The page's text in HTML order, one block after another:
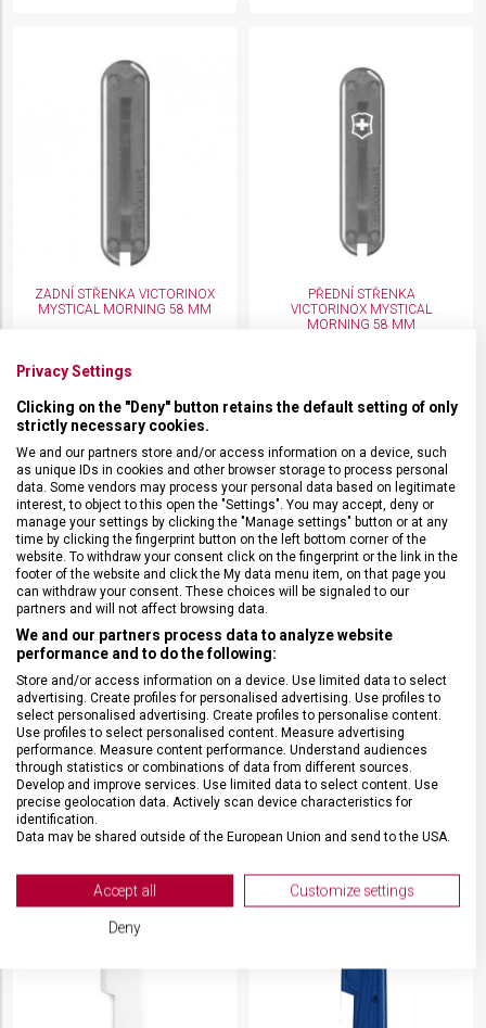
ZADNÍ STŘENKA VICTORINOX
MYSTICAL MORNING 58 MM
Skladem na prodejně
PŘEDNÍ STŘENKA
VICTORINOX MYSTICAL
MORNING 58 MM
ZADNÍ STŘENKA VICTORINOX
FIRE OPAL 58 MM
C.6282.T4.10
Skladem na prodejně
59 Kč
PŘEDNÍ STŘENKA
VICTORINOX FIRE OPAL 58
MM
C.6282.T3.10
Skladem na prodejně
59 Kč
Privacy Settings
Clicking on the "Deny" button retains the default setting of only
strictly necessary cookies.
We and our partners store and/or access information on a device, such
as unique IDs in cookies and other browser storage to process personal
data. Some vendors may process your personal data based on legitimate
interest, to object to this open the "Settings". You may accept, deny or
manage your settings by clicking the "Manage settings" button or at any
time by clicking the fingerprint button on the left bottom corner of the
website. To withdraw your consent click on the fingerprint or the link in the
footer of the website and click the My data menu item, on that page you
can withdraw your consent. These choices will be signaled to our
partners and will not affect browsing data.
We and our partners process data to analyze website
performance and to do the following:
Store and/or access information on a device. Use limited data to select
advertising. Create profiles for personalised advertising. Use profiles to
select personalised advertising. Create profiles to personalise content.
Use profiles to select personalised content. Measure advertising
performance. Measure content performance. Understand audiences
through statistics or combinations of data from different sources.
Develop and improve services. Use limited data to select content. Use
precise geolocation data. Actively scan device characteristics for
identification.
Data may be shared outside of the European Union and send to the USA.
View Partner List (2 IAB Vendors)
We use your data for the following purposes:
Store and/or access information on a device
Accept all Customize settings
Deny